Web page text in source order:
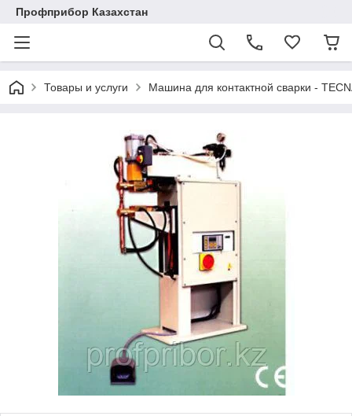
Профприбор Казахстан
Товары и услуги Машина для контактной сварки -